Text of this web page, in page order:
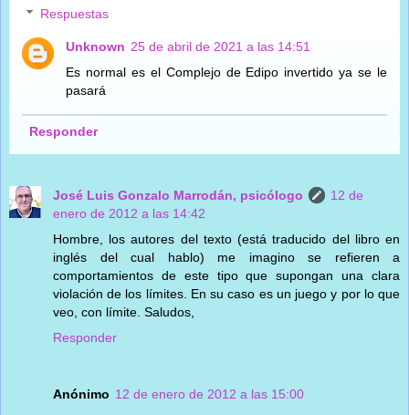
Respuestas
Unknown 25 de abril de 2021 a las 14:51
Es normal es el Complejo de Edipo invertido ya se le
pasará
Responder
José Luis Gonzalo Marrodán, psicólogo
12 de
enero de 2012 a las 14:42
Hombre, los autores del texto (está traducido del libro en
inglés del cual hablo) me imagino se refieren a
comportamientos de este tipo que supongan una clara
violación de los límites. En su caso es un juego y por lo que
veo, con límite. Saludos,
Responder
Anónimo 12 de enero de 2012 a las 15:00